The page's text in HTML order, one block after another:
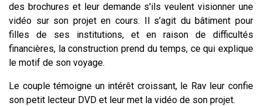
des brochures et leur demande s'ils veulent visionner une
vidéo sur son projet en cours. Il s’agit du bâtiment pour
filles de ses institutions, et en raison de difficultés
financières, la construction prend du temps, ce qui explique
le motif de son voyage.
Le couple témoigne un intérêt croissant, le Rav leur confie
son petit lecteur DVD et leur met la vidéo de son projet.